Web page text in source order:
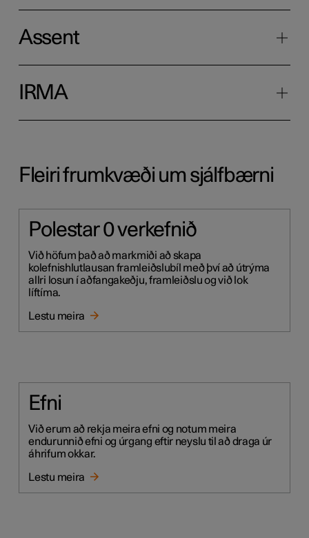
Assent
IRMA
Fleiri frumkvæði um sjálfbærni
Polestar 0 verkefnið
Við höfum það að markmiði að skapa
kolefnishlutlausan framleiðslubíl með því að útrýma
allri losun í aðfangakeðju, framleiðslu og við lok
líftíma.
Lestu meira
Efni
Við erum að rekja meira efni og notum meira
endurunnið efni og úrgang eftir neyslu til að draga úr
áhrifum okkar.
Lestu meira